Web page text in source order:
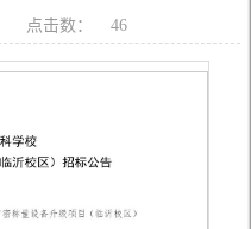
点击数： 46